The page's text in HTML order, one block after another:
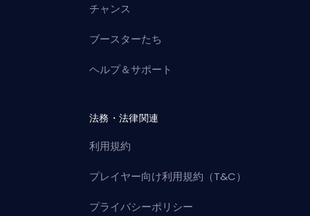
チャンス
ブースターたち
ヘルプ＆サポート
法務・法律関連
利用規約
プレイヤー向け利用規約（T&C）
プライバシーポリシー